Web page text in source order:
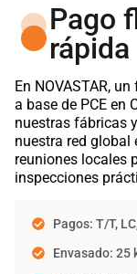
Pago
rápida
En NOVASTAR,
a base de PCE en
nuestras fábricas
nuestra red global
reuniones locales
inspecciones
Pagos: T/T,
Envasado: 25